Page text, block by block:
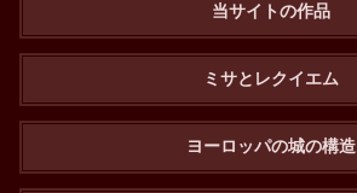
当サイトの作品
ミサとレクイエム
ヨーロッパの城の構造